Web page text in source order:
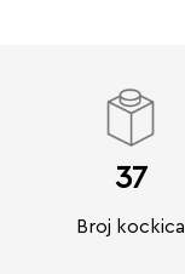
37
Broj kockica